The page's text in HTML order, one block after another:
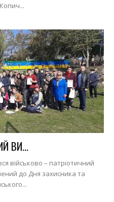
ВИ...
військово – патріотичний
до Дня захисника та